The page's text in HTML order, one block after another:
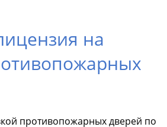
на
противопожарных дверей по